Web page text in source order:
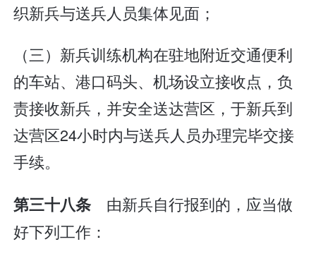
织新兵与送兵人员集体见面；
（三）新兵训练机构在驻地附近交通便利
的车站、港口码头、机场设立接收点，负
责接收新兵，并安全送达营区，于新兵到
达营区24小时内与送兵人员办理完毕交接
手续。
第三十八条 由新兵自行报到的，应当做
好下列工作：